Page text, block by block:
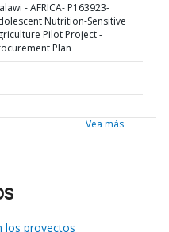
- AFRICA- P163923-
Nutrition-Sensitive
Pilot Project -
Plan
Vea más
los proyectos